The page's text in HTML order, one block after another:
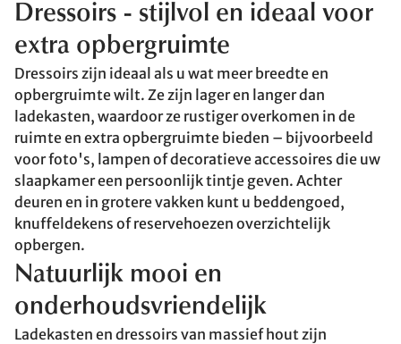
Dressoirs - stijlvol en ideaal voor
extra opbergruimte
Dressoirs zijn ideaal als u wat meer breedte en
opbergruimte wilt. Ze zijn lager en langer dan
ladekasten, waardoor ze rustiger overkomen in de
ruimte en extra opbergruimte bieden – bijvoorbeeld
voor foto's, lampen of decoratieve accessoires die uw
slaapkamer een persoonlijk tintje geven. Achter
deuren en in grotere vakken kunt u beddengoed,
knuffeldekens of reservehoezen overzichtelijk
opbergen.
Natuurlijk mooi en
onderhoudsvriendelijk
Ladekasten en dressoirs van massief hout zijn